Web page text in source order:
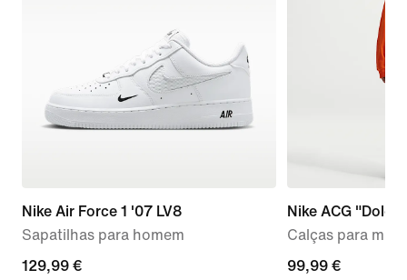
Nike Air Force 1 '07 LV8
Sapatilhas para homem
129,99
129,99 €
Nike ACG
Calças para
99,99
99,99 €